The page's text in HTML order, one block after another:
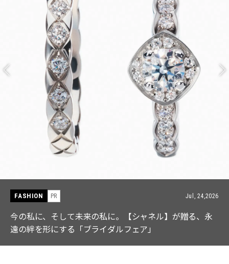
FASHION PR Jul, 15,2026
【ICB】人気インフルエンサーと共同制作! 週5で着たく
なる「名品ブラウス」２選